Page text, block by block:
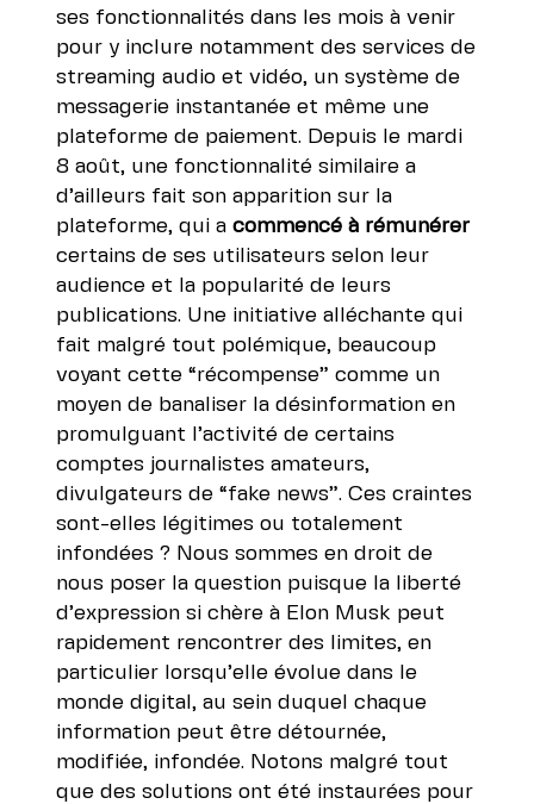
ses fonctionnalités dans les mois à venir
pour y inclure notamment des services de
streaming audio et vidéo, un système de
messagerie instantanée et même une
plateforme de paiement. Depuis le mardi
8 août, une fonctionnalité similaire a
d’ailleurs fait son apparition sur la
plateforme, qui a commencé à rémunérer
certains de ses utilisateurs selon leur
audience et la popularité de leurs
publications. Une initiative alléchante qui
fait malgré tout polémique, beaucoup
voyant cette “récompense” comme un
moyen de banaliser la désinformation en
promulguant l’activité de certains
comptes journalistes amateurs,
divulgateurs de “fake news”. Ces craintes
sont-elles légitimes ou totalement
infondées ? Nous sommes en droit de
nous poser la question puisque la liberté
d’expression si chère à Elon Musk peut
rapidement rencontrer des limites, en
particulier lorsqu’elle évolue dans le
monde digital, au sein duquel chaque
information peut être détournée,
modifiée, infondée. Notons malgré tout
que des solutions ont été instaurées pour